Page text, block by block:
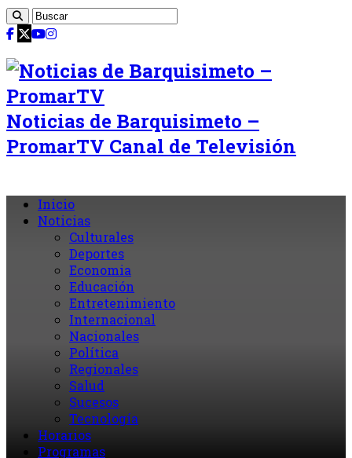
Noticias de Barquisimeto –
PromarTV Canal de Televisión
Inicio
Noticias
Culturales
Deportes
Economia
Educación
Entretenimiento
Internacional
Nacionales
Política
Regionales
Salud
Sucesos
Tecnología
Horarios
Programas